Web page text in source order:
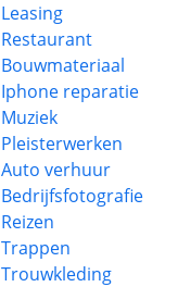
Leasing
Restaurant
Bouwmateriaal
Iphone reparatie
Muziek
Pleisterwerken
Auto verhuur
Bedrijfsfotografie
Reizen
Trappen
Trouwkleding